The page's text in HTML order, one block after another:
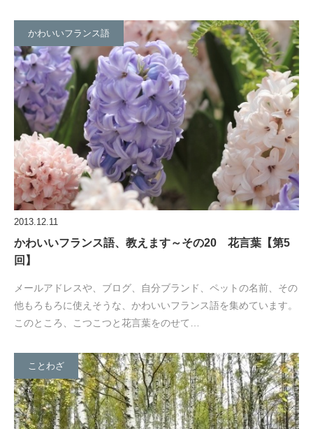
かわいいフランス語
2013.12.11
かわいいフランス語、教えます～その20 花言葉【第5
回】
メールアドレスや、ブログ、自分ブランド、ペットの名前、その
他もろもろに使えそうな、かわいいフランス語を集めています。
このところ、こつこつと花言葉をのせて…
ことわざ